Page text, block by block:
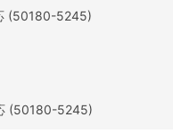
(50180-5245)
(50180-5245)